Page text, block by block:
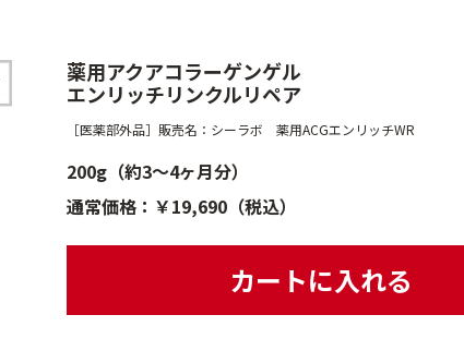
薬用アクアコラーゲンゲル
エンリッチリンクルリペア
［医薬部外品］販売名：シーラボ 薬用ACGエンリッチWR
200g（約3～4ヶ月分）
通常価格：￥19,690（税込）
カートに入れる